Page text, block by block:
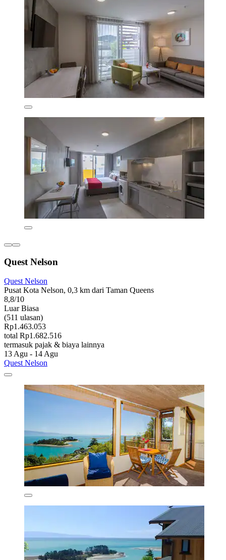
Quest Nelson
Quest Nelson
Pusat Kota Nelson, 0,3 km dari Taman Queens
8,8/10
Luar Biasa
(511 ulasan)
Rp1.463.053
total Rp1.682.516
termasuk pajak & biaya lainnya
13 Agu - 14 Agu
Quest Nelson